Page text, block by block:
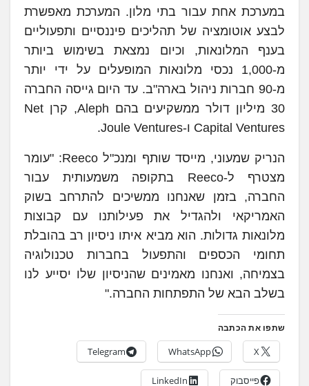
במערכת אחת עבור בתי מלון. המערכת מאפשרת
לבצע אוטומציה של תהליכים פיננסיים ותפעוליים
בענף המלונאות, וכיום נמצאת בשימוש ביותר
מ-1,000 נכסי מלונאות המופעלים על ידי יותר
מ-90 חברות ניהול בארה"ב. עד היום גייסה החברה
30 מיליון דולר ממשקיעים בהם Aleph, קרן Net
Capital Ventures ו-Joule Ventures.
הנריק שמעוני, מייסד שותף ומנכ"ל Reeco: "עומר
מצטרף ל-Reeco בתקופה משמעותית עבור
החברה, בזמן שאנחנו ממשיכים להתרחב בשוק
האמריקאי ולהגדיל את פעילותנו עם קבוצות
מלונאות גדולות. הוא מביא איתו ניסיון רב בהובלת
תחומי הכספים והתפעול בחברות טכנולוגיה
בצמיחה, ואנחנו מאמינים שהניסיון שלו יסייע לנו
בשלב הבא של התפתחות החברה."
שתפו את הכתבה
X
WhatsApp
Telegram
פייסבוק LinkedIn